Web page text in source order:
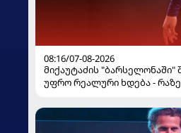
08:16/07-08-2026
მიქაუტაძის
უფრო რეალური ხდება -